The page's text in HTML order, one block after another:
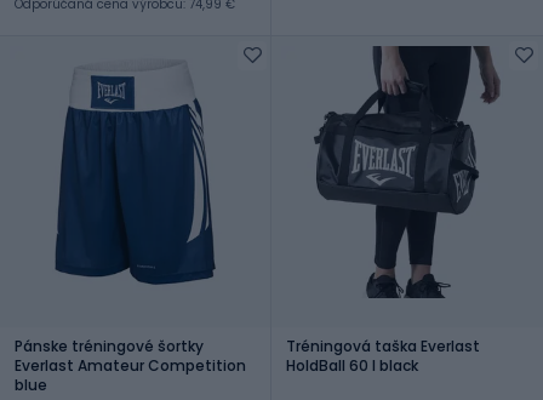
Odporúčaná cena výrobcu: 74,99 €
Pánske tréningové šortky
Everlast Amateur Competition
blue
Tréningová taška Everlast
HoldBall 60 l black